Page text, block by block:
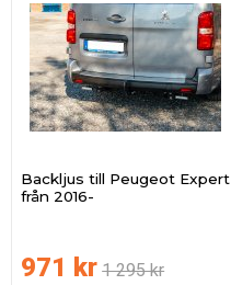
Backljus till Peugeot Expert
från 2016-
971 kr 1 295 kr